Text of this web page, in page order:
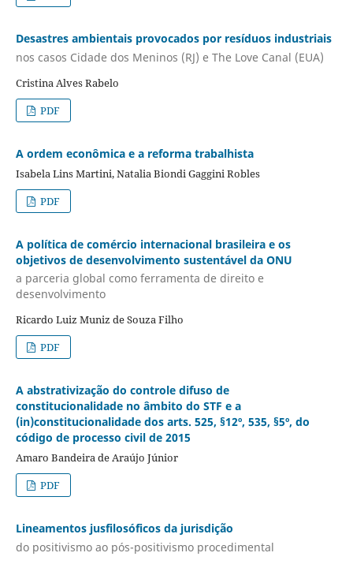
Desastres ambientais provocados por resíduos industriais
nos casos Cidade dos Meninos (RJ) e The Love Canal (EUA)
Cristina Alves Rabelo
PDF
A ordem econômica e a reforma trabalhista
Isabela Lins Martini, Natalia Biondi Gaggini Robles
PDF
A política de comércio internacional brasileira e os
objetivos de desenvolvimento sustentável da ONU
a parceria global como ferramenta de direito e
desenvolvimento
Ricardo Luiz Muniz de Souza Filho
PDF
A abstrativização do controle difuso de
constitucionalidade no âmbito do STF e a
(in)constitucionalidade dos arts. 525, §12º, 535, §5º, do
código de processo civil de 2015
Amaro Bandeira de Araújo Júnior
PDF
Lineamentos jusfilosóficos da jurisdição
do positivismo ao pós-positivismo procedimental